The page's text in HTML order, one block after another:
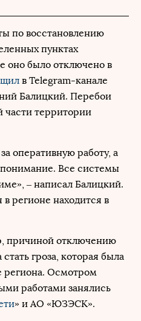
по восстановлению
пунктах
оно было отключено в
в Telegram-канале
Балицкий. Перебои
территории
оперативную работу, а
Все системы
– написал Балицкий.
регионе находится в
причиной отключению
гроза, которая была
региона. Осмотром
работами занялись
» и АО «ЮЗЭСК».